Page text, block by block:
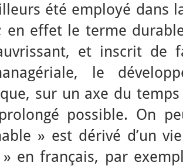
été employé dans
en effet le terme
et inscrit de
le
sur un axe du
possible. On
» est dérivé d’un
en français, par